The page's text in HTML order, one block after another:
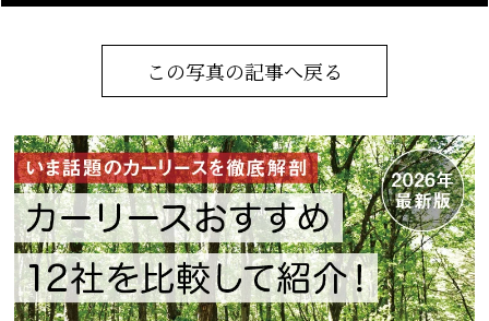
この写真の記事へ戻る